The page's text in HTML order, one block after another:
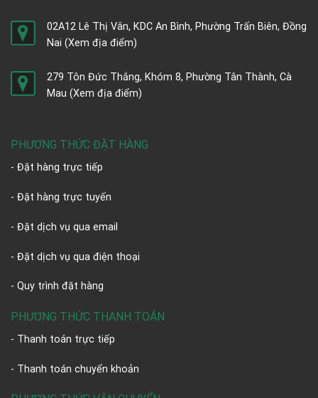
02A12 Lê Thị Vân, KDC An Bình, Phường Trấn Biên, Đồng
Nai (Xem địa điểm)
279 Tôn Đức Thắng, Khóm 8, Phường Tân Thành, Cà
Mau (Xem địa điểm)
PHƯƠNG THỨC ĐẶT HÀNG
- Đặt hàng trực tiếp
- Đặt hàng trực tuyến
- Đặt dịch vụ qua email
- Đặt dịch vụ qua điện thoại
- Quy trình đặt hàng
PHƯƠNG THỨC THANH TOÁN
- Thanh toán trực tiếp
- Thanh toán chuyển khoản